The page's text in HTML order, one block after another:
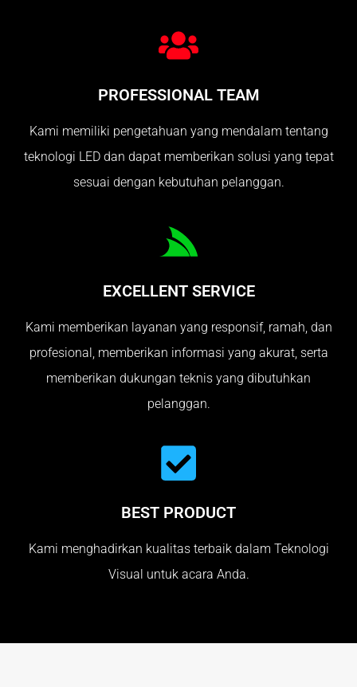
PROFESSIONAL TEAM
Kami memiliki pengetahuan yang mendalam tentang
teknologi LED dan dapat memberikan solusi yang tepat
sesuai dengan kebutuhan pelanggan.
EXCELLENT SERVICE
Kami memberikan layanan yang responsif, ramah, dan
profesional, memberikan informasi yang akurat, serta
memberikan dukungan teknis yang dibutuhkan
pelanggan.
BEST PRODUCT
Kami menghadirkan kualitas terbaik dalam Teknologi
Visual untuk acara Anda.